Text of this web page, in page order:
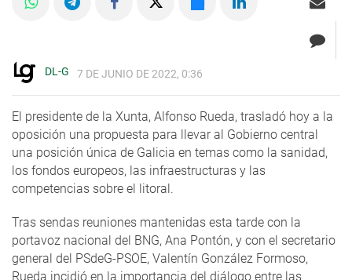
DL-G 7 DE JUNIO DE 2022, 0:36
El presidente de la Xunta, Alfonso Rueda, trasladó hoy a la
oposición una propuesta para llevar al Gobierno central
una posición única de Galicia en temas como la sanidad,
los fondos europeos, las infraestructuras y las
competencias sobre el litoral.
Tras sendas reuniones mantenidas esta tarde con la
portavoz nacional del BNG, Ana Pontón, y con el secretario
general del PSdeG-PSOE, Valentín González Formoso,
Rueda incidió en la importancia del diálogo entre las